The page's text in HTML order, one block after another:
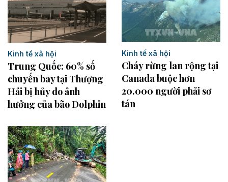
Kinh tế xã hội
Trung Quốc: 60% số
chuyến bay tại Thượng
Hải bị hủy do ảnh
hưởng của bão Dolphin
Kinh tế xã hội
Cháy rừng lan rộng tại
Canada buộc hơn
20.000 người phải sơ
tán